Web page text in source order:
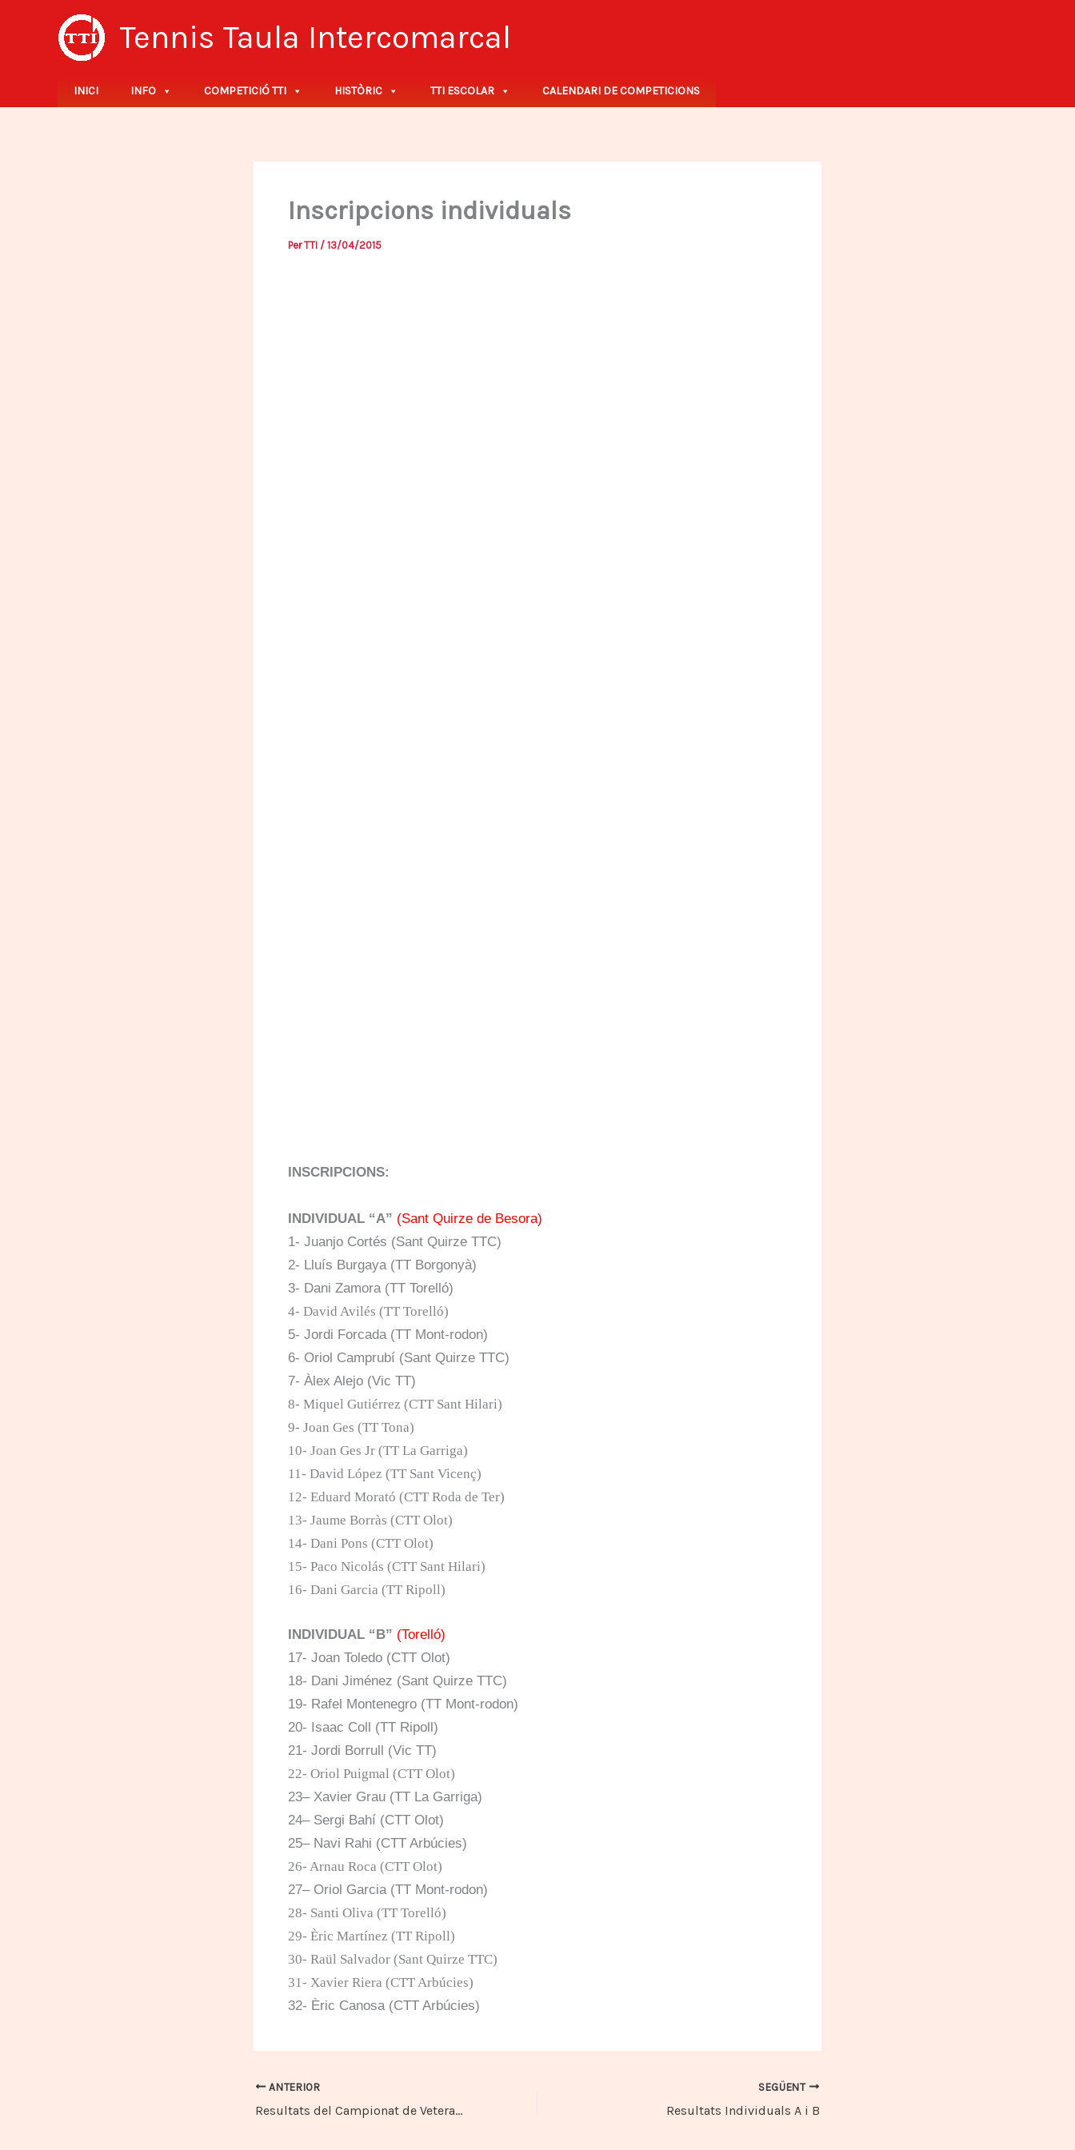
Tennis Taula Intercomarcal
INICI INFO COMPETICIÓ TTI HISTÒRIC TTI ESCOLAR CALENDARI DE COMPETICIONS
Inscripcions individuals
Per TTI / 13/04/2015
INSCRIPCIONS:
INDIVIDUAL “A” (Sant Quirze de Besora)
1- Juanjo Cortés (Sant Quirze TTC)
2- Lluís Burgaya (TT Borgonyà)
3- Dani Zamora (TT Torelló)
4- David Avilés (TT Torelló)
5- Jordi Forcada (TT Mont-rodon)
6- Oriol Camprubí (Sant Quirze TTC)
7- Àlex Alejo (Vic TT)
8- Miquel Gutiérrez (CTT Sant Hilari)
9- Joan Ges (TT Tona)
10- Joan Ges Jr (TT La Garriga)
11- David López (TT Sant Vicenç)
12- Eduard Morató (CTT Roda de Ter)
13- Jaume Borràs (CTT Olot)
14- Dani Pons (CTT Olot)
15- Paco Nicolás (CTT Sant Hilari)
16- Dani Garcia (TT Ripoll)
INDIVIDUAL “B” (Torelló)
17- Joan Toledo (CTT Olot)
18- Dani Jiménez (Sant Quirze TTC)
19- Rafel Montenegro (TT Mont-rodon)
20- Isaac Coll (TT Ripoll)
21- Jordi Borrull (Vic TT)
22- Oriol Puigmal (CTT Olot)
23– Xavier Grau (TT La Garriga)
24– Sergi Bahí (CTT Olot)
25– Navi Rahi (CTT Arbúcies)
26- Arnau Roca (CTT Olot)
27– Oriol Garcia (TT Mont-rodon)
28- Santi Oliva (TT Torelló)
29- Èric Martínez (TT Ripoll)
30- Raül Salvador (Sant Quirze TTC)
31- Xavier Riera (CTT Arbúcies)
32- Èric Canosa (CTT Arbúcies)
ANTERIOR
Resultats del Campionat de Veterans 2015
SEGÜENT
Resultats Individuals A i B